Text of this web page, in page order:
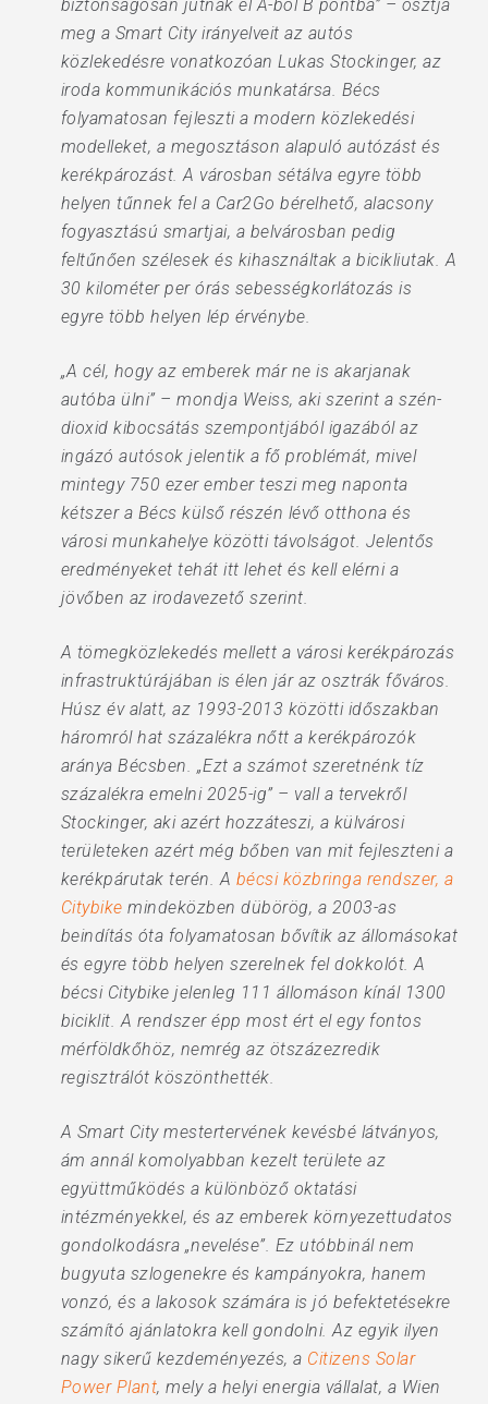
biztonságosan jutnak el A-ból B pontba” – osztja
meg a Smart City irányelveit az autós
közlekedésre vonatkozóan Lukas Stockinger, az
iroda kommunikációs munkatársa. Bécs
folyamatosan fejleszti a modern közlekedési
modelleket, a megosztáson alapuló autózást és
kerékpározást. A városban sétálva egyre több
helyen tűnnek fel a Car2Go bérelhető, alacsony
fogyasztású smartjai, a belvárosban pedig
feltűnően szélesek és kihasználtak a bicikliutak. A
30 kilométer per órás sebességkorlátozás is
egyre több helyen lép érvénybe.
„A cél, hogy az emberek már ne is akarjanak
autóba ülni” – mondja Weiss, aki szerint a szén-
dioxid kibocsátás szempontjából igazából az
ingázó autósok jelentik a fő problémát, mivel
mintegy 750 ezer ember teszi meg naponta
kétszer a Bécs külső részén lévő otthona és
városi munkahelye közötti távolságot. Jelentős
eredményeket tehát itt lehet és kell elérni a
jövőben az irodavezető szerint.
A tömegközlekedés mellett a városi kerékpározás
infrastruktúrájában is élen jár az osztrák főváros.
Húsz év alatt, az 1993-2013 közötti időszakban
háromról hat százalékra nőtt a kerékpározók
aránya Bécsben. „Ezt a számot szeretnénk tíz
százalékra emelni 2025-ig” – vall a tervekről
Stockinger, aki azért hozzáteszi, a külvárosi
területeken azért még bőben van mit fejleszteni a
kerékpárutak terén. A bécsi közbringa rendszer, a
Citybike mindeközben dübörög, a 2003-as
beindítás óta folyamatosan bővítik az állomásokat
és egyre több helyen szerelnek fel dokkolót. A
bécsi Citybike jelenleg 111 állomáson kínál 1300
biciklit. A rendszer épp most ért el egy fontos
mérföldkőhöz, nemrég az ötszázezredik
regisztrálót köszönthették.
A Smart City mestertervének kevésbé látványos,
ám annál komolyabban kezelt területe az
együttműködés a különböző oktatási
intézményekkel, és az emberek környezettudatos
gondolkodásra „nevelése”. Ez utóbbinál nem
bugyuta szlogenekre és kampányokra, hanem
vonzó, és a lakosok számára is jó befektetésekre
számító ajánlatokra kell gondolni. Az egyik ilyen
nagy sikerű kezdeményezés, a Citizens Solar
Power Plant, mely a helyi energia vállalat, a Wien